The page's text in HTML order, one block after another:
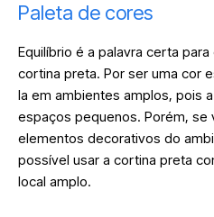
Paleta de cores
Equilíbrio é a palavra certa
cortina preta. Por ser uma cor
la em ambientes amplos, pois
espaços pequenos. Porém, se
elementos decorativos do
possível usar a cortina preta
local amplo.